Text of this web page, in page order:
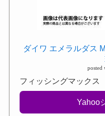
ダイワ エメラルダス
posted
フィッシングマックス
Yahoo